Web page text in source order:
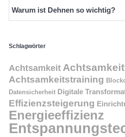
Warum ist Dehnen so wichtig?
Schlagwörter
Achtsamkeit
Achtsamkeitstraining
Datensicherheit Digitale
Effizienzsteigerung
Energieeffizienz